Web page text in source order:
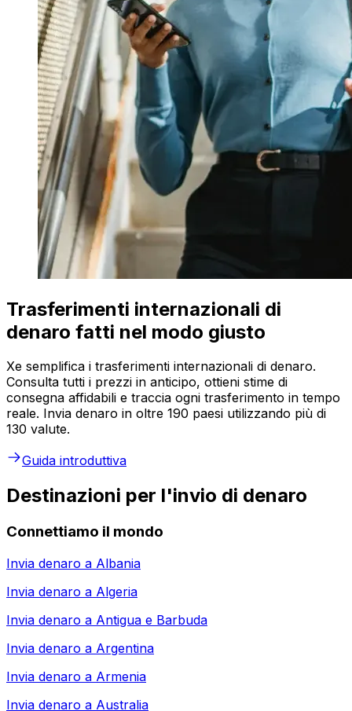
Trasferimenti internazionali di
denaro fatti nel modo giusto
Xe semplifica i trasferimenti internazionali di denaro.
Consulta tutti i prezzi in anticipo, ottieni stime di
consegna affidabili e traccia ogni trasferimento in tempo
reale. Invia denaro in oltre 190 paesi utilizzando più di
130 valute.
Guida introduttiva
Destinazioni per l'invio di denaro
Connettiamo il mondo
Invia denaro a Albania
Invia denaro a Algeria
Invia denaro a Antigua e Barbuda
Invia denaro a Argentina
Invia denaro a Armenia
Invia denaro a Australia